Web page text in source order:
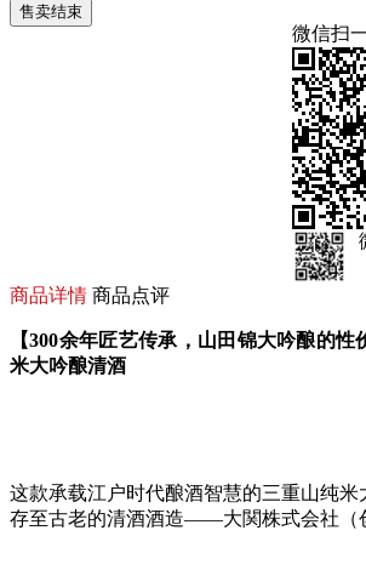
售卖结束
微信扫
商品详情 商品点评
【300余年匠艺传承，山田锦大吟酿的
米大吟酿清酒
这款承载江户时代酿酒智慧的三重山纯米
存至古老的清酒酒造——大関株式会社（